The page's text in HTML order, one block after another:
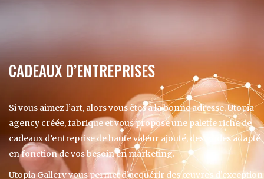
CADEAUX D’ENTREPRISES
Si vous aimez l’art, alors vous êtes à la bonne adresse, Utopia
agency créée, fabrique et vous propose une palette riche de
cadeaux d’entreprise de haute valeur ajouté, des godes adapté
en fonction de vos besoin en marketing.
Utopia Gallery vous permet d’acquérir des œuvres d’exception